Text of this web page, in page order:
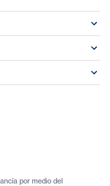
por medio del